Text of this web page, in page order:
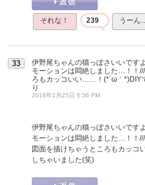
それな！ 239 うーん
33
伊野尾ちゃんの猫っぽさいいです
モーションは悶絶しました…！！
ろもカッコいい……！(*´ω｀*)DIY
り
2016年1月25日 6:36 PM
伊野尾ちゃんの猫っぽさいいです
モーションは悶絶しました…！！
図面を描けちゃうところもカッ
しちゃいました(笑)